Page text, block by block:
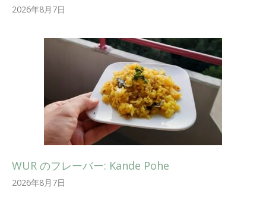
2026年8月7日
WUR のフレーバー: Kande Pohe
2026年8月7日